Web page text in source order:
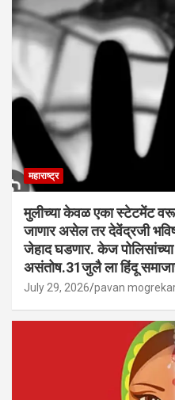
महाराष्ट्र
मुलीच्या केवळ एका स्टेटमेंट वरून
जाणार असेल तर देवेंद्रजी
जेहाद घडणार. केज
असंतोष.31जुलै ला हिंदू
July 29, 2026 pavan